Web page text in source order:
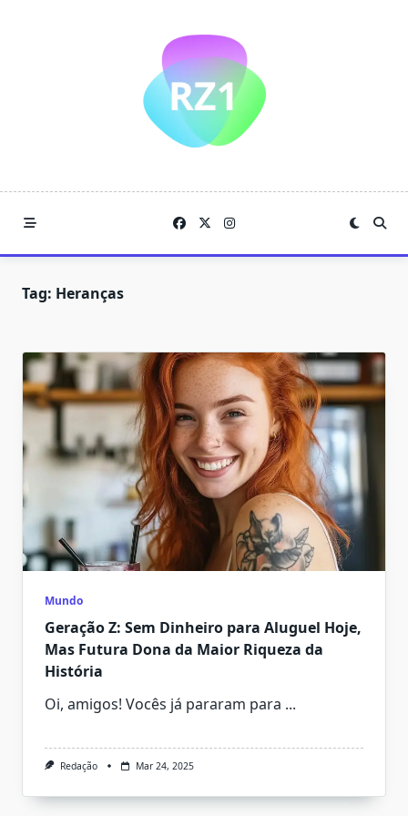
Tag: Heranças
Mundo
Geração Z: Sem Dinheiro para Aluguel Hoje,
Mas Futura Dona da Maior Riqueza da
História
Oi, amigos! Vocês já pararam para ...
Redação Mar 24, 2025